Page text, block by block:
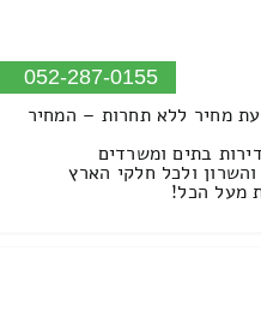
052-287-0155
מחיר ללא תחרות – המחיר
בתים ומשרדים
ולכל חלקי הארץ
מעל הכל!